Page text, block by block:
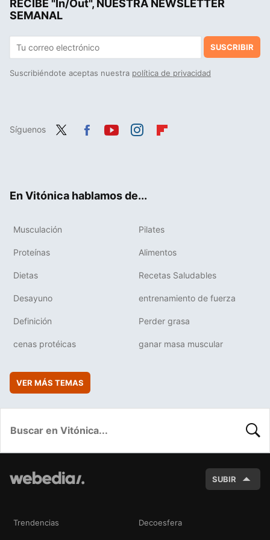
RECIBE "In/Out", NUESTRA NEWSLETTER
SEMANAL
SUSCRIBIR
Suscribiéndote aceptas nuestra política de privacidad
Síguenos
En Vitónica hablamos de...
Musculación Pilates
Proteínas Alimentos
Dietas Recetas Saludables
Desayuno entrenamiento de fuerza
Definición Perder grasa
cenas protéicas ganar masa muscular
VER MÁS TEMAS
SUBIR
Trendencias Decoesfera